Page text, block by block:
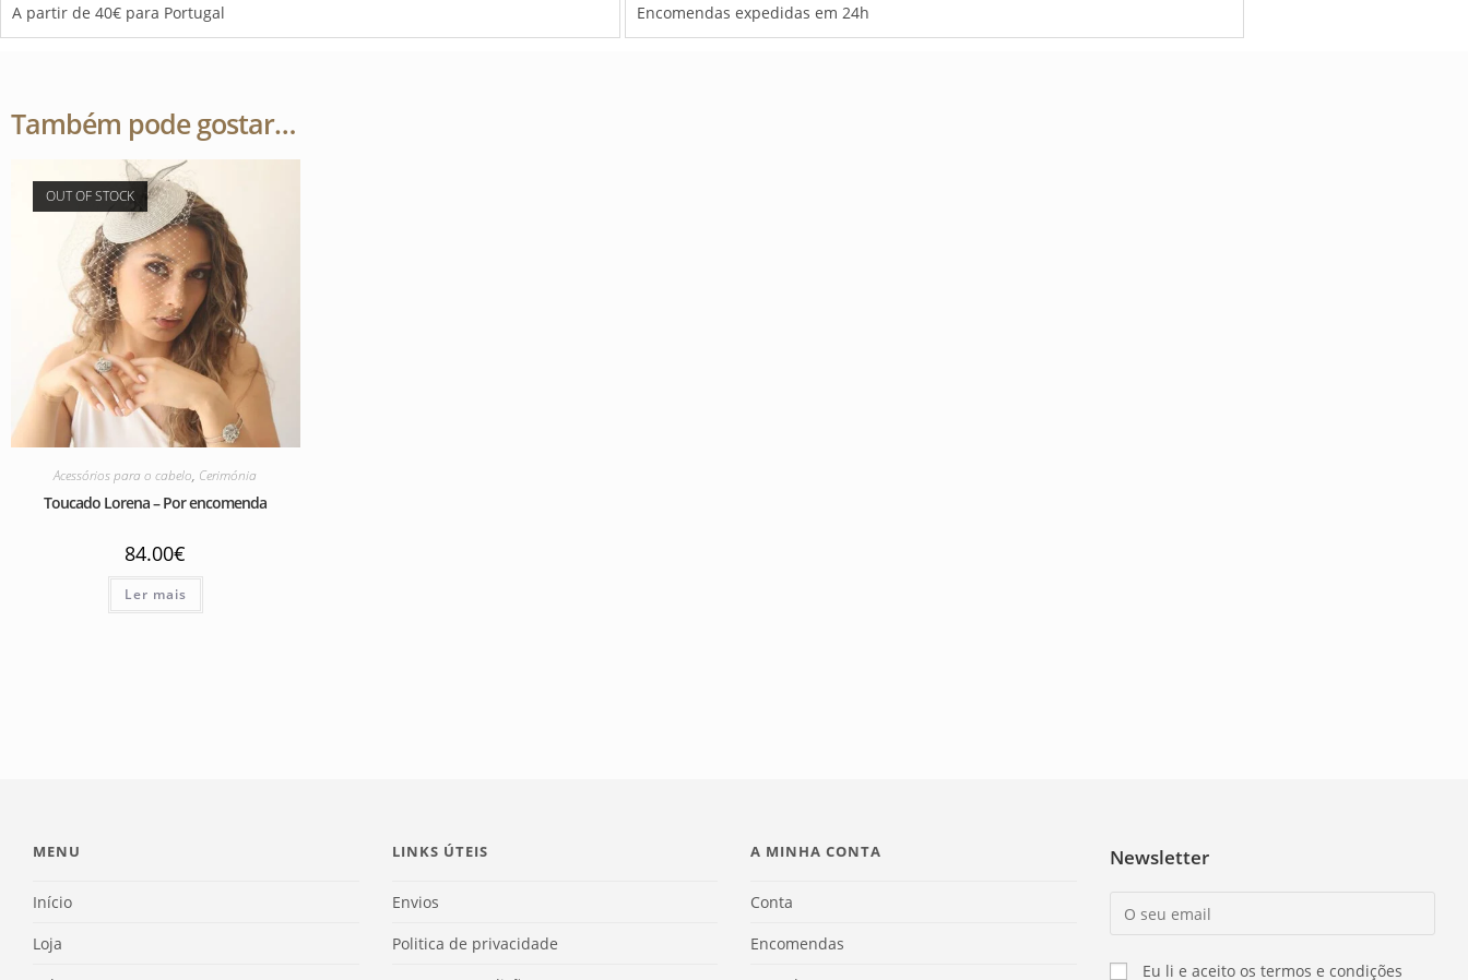
A partir de 40€ para Portugal Encomendas expedidas em 24h
Também pode gostar…
OUT OF STOCK
Acessórios para o cabelo, Cerimónia
Toucado Lorena – Por encomenda
84.00€
Ler mais
MENU
Início
Loja
LINKS ÚTEIS
Envios
Politica de privacidade
A MINHA CONTA
Conta
Encomendas
Newsletter
Eu li e aceito os termos e condições